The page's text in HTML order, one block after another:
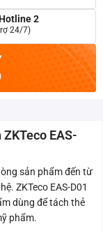
2
24/7)
EAS-
sản phẩm đến từ
ZKTeco EAS-D01
dùng để tách thẻ
phẩm.